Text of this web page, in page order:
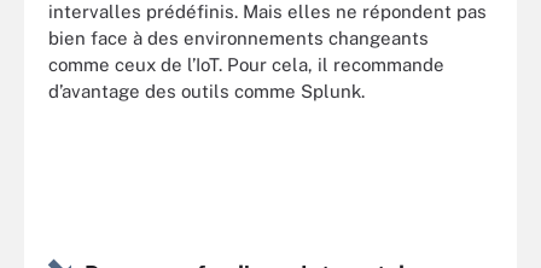
intervalles prédéfinis. Mais elles ne répondent pas
bien face à des environnements changeants
comme ceux de l’IoT. Pour cela, il recommande
d’avantage des outils comme Splunk.